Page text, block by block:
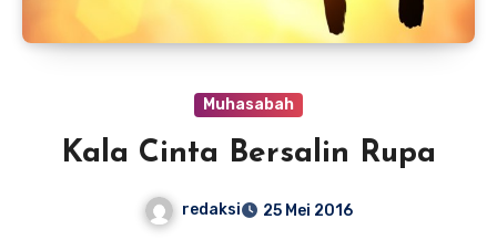
Muhasabah
Kala Cinta Bersalin Rupa
redaksi 25 Mei 2016